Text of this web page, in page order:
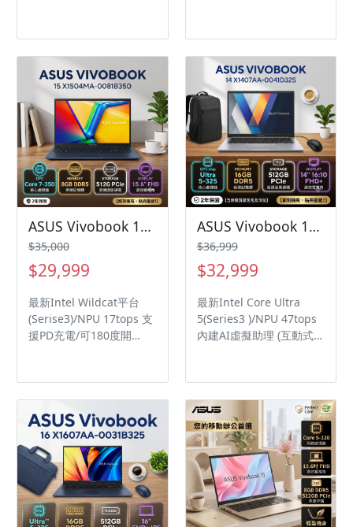
度開合/PD充電/軍規認
證/AD件金屬
主機都能帶給您前所未有
的流暢體驗。極致的散熱
風道設計搭配絢麗光效，
讓它不僅是一台電腦，更
是您專屬的桌面藝術品！
ASUS Vivobook 15 X1504MA-0081B350 午夜藍 華碩玩勝強悍筆電/Core 7-350/8GB DDR5/512GB PCIe/15.6吋 FHD/W11
$35,000
$29,999
最新Intel Wildcat平台
(Serise3)/NPU 17tops 支
援PD充電/可180度開
1.5X TÜV護眼認證/軍規認
證
ASUS Vivobook 14 X1407AA-0041D325 鉑金色 華碩輕薄高效筆電/Ultra 5-325/16GB DDR5/512GB PCIe/14吋 16:10 FHD+/W11/含原廠包包及滑鼠
$36,999
$32,999
最新Intel Core Ultra
5(Series3 )/NPU 47tops
內建AI虛擬助理 (互動式機
屏佔比 IR Webcam支援
人臉辨識/瞬間解除鎖定
Voice Print 聲紋辨識技術
ASUS Audio Booster放大
音量1.5X TÜV低藍光不閃
頻認證 加大人體工學觸控
板/智慧手勢控制